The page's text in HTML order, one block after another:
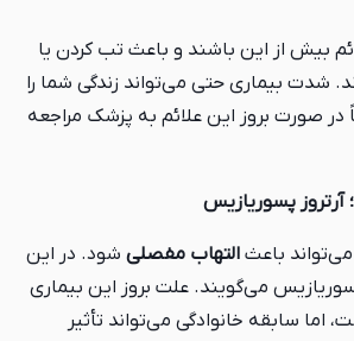
بیش از این باشند و باعث تب کردن یا
شدت بیماری حتی می‌تواند زندگی شما را
در صورت بروز این علائم به پزشک مراجعه
باعث التهاب مفصلی شود. در این
می‌گویند. علت بروز این بیماری
سابقه خانوادگی می‌تواند تأثیر